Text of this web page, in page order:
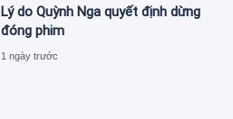
Lý do Quỳnh Nga quyết định dừng
đóng phim
1 ngày trước